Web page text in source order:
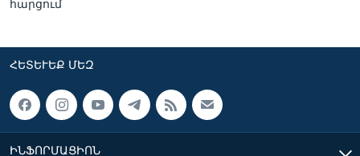
հարցում
ՀԵՏԵՒԵՔ ՄԵԶ
ԻՆՖՈՐՄԱՑԻՈՆ